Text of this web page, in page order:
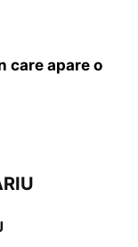
care apare o